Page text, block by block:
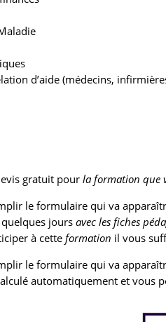
d’aide (médecins,
gratuit pourla formation que
le formulaire qui va
jours avec les fiches
à cette formation il vous
le formulaire qui va
automatiquement et vous